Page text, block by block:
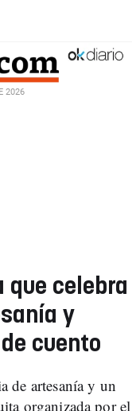
2026
que celebra
y
cuento
de artesanía y un
organizada por el